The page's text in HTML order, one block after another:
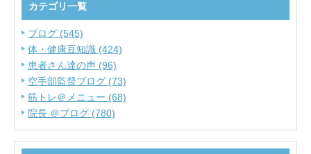
カテゴリ一覧
ブログ (545)
体・健康豆知識 (424)
患者さん達の声 (96)
空手部監督ブログ (73)
筋トレ＠メニュー (68)
院長 ＠ブログ (780)